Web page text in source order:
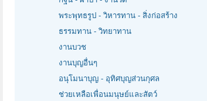
พระพุทธรูป - วิหารทาน - สิ่งก่อสร้าง
ธรรมทาน - วิทยาทาน
งานบวช
งานบุญอื่นๆ
อนุโมนาบุญ - อุทิศบุญส่วนกุศล
ช่วยเหลือเพื่อนมนุษย์และสัตว์